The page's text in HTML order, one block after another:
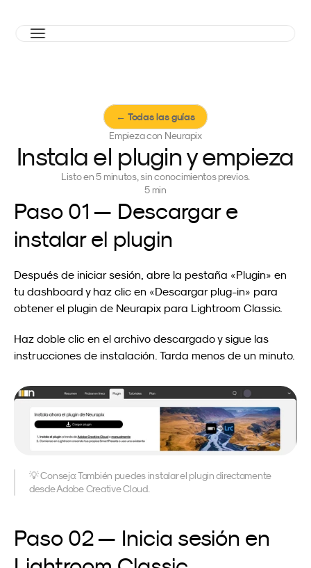
← Todas las guías
Empieza con Neurapix
Instala el plugin y empieza
Listo en 5 minutos, sin conocimientos previos.
5 min
Paso 01 — Descargar e
instalar el plugin
Después de iniciar sesión, abre la pestaña «Plugin» en
tu dashboard y haz clic en «Descargar plug-in» para
obtener el plugin de Neurapix para Lightroom Classic.
Haz doble clic en el archivo descargado y sigue las
instrucciones de instalación. Tarda menos de un minuto.
💡 Consejo: También puedes instalar el plugin directamente
desde Adobe Creative Cloud.
Paso 02 — Inicia sesión en